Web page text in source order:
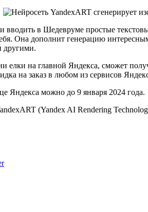
в Шедевруме простые
Она дополнит генерацию
другими.
елки на главной Яндекса, сможет
на заказ в любом из сервисов
Яндекса можно до 9 января 2024 года.
(Yandex AI Rendering